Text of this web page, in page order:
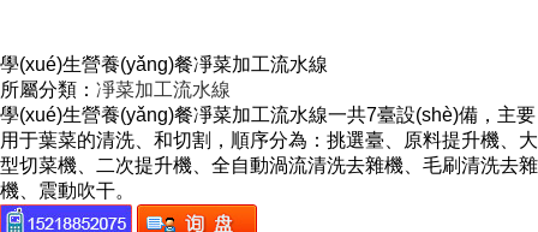
學(xué)生營養(yǎng)餐凈菜加工流水線
所屬分類： 凈菜加工流水線
學(xué)生營養(yǎng)餐凈菜加工流水線一共7臺設(shè)備，主要
用于葉菜的清洗、和切割，順序分為：挑選臺、原料提升機、大
型切菜機、二次提升機、全自動渦流清洗去雜機、毛刷清洗去雜
機、震動吹干。